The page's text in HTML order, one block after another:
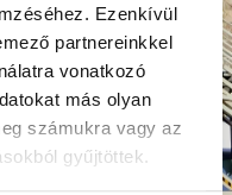
Ezenkívül
partnereinkkel
vonatkozó
más olyan
számukra vagy az
gyűjtöttek.